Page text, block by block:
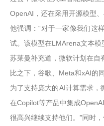
OpenAI，还在采用开源模型
他强调：“对于一家像我们这
试。该模型在LMArena文本
苏莱曼补充道，微软计划在自
比之下，谷歌、Meta和xAI的
为了支持庞大的AI计算需求
在Copilot等产品中集成
很高兴继续支持他们。”同时